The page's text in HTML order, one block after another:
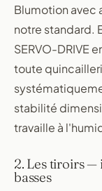
Blumotion avec
notre standard.
SERVO-DRIVE
toute
stabilité
travaille à
2. Les tiroirs —
basses